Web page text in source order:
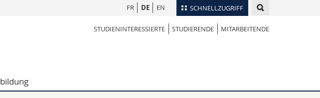
SCHNELLZUGRIFF
Mitarbeitende
Personenverzeichnis
Vorlesungsverzeichnis
FR DE EN
STUDIENINTERESSIERTE STUDIERENDE MITARBEITENDE